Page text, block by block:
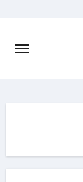
содержимому